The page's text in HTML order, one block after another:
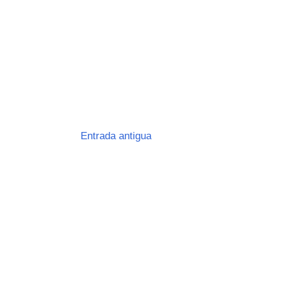
Entrada antigua